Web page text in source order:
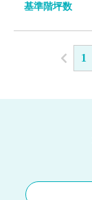
基準階坪数
1